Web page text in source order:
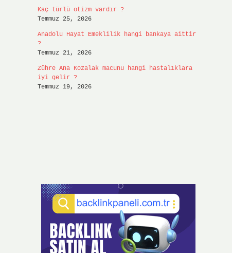
Kaç türlü otizm vardır ?
Temmuz 25, 2026
Anadolu Hayat Emeklilik hangi bankaya aittir
?
Temmuz 21, 2026
Zühre Ana Kozalak macunu hangi hastalıklara
iyi gelir ?
Temmuz 19, 2026